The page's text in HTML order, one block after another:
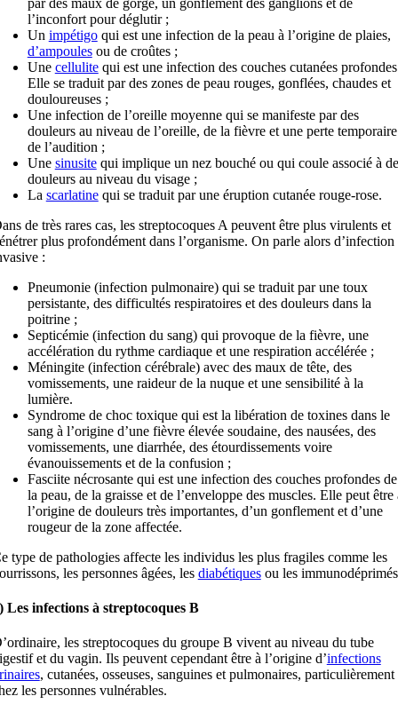
l’inconfort pour déglutir ;
Un impétigoqui est une infection de la peau à l’origine de plaies,
d’ampoulesou de croûtes ;
Une cellulitequi est une infection des couches cutanées
Elle se traduit par des zones de peau rouges, gonflées, chaudes et
douloureuses ;
Une infection de l’oreille moyenne qui se manifeste par des
douleurs au niveau de l’oreille, de la fièvre et une perte temporaire
de l’audition ;
Une sinusitequi implique un nez bouché ou qui coule associé à
douleurs au niveau du visage ;
La scarlatinequi se traduit par une éruption cutanée rouge-rose.
de très rares cas, les streptocoques A peuvent être plus virulents et
plus profondément dans l’organisme. On parle alors d’infection
:
Pneumonie (infection pulmonaire) qui se traduit par une toux
persistante, des difficultés respiratoires et des douleurs dans la
poitrine ;
Septicémie (infection du sang) qui provoque de la fièvre, une
accélération du rythme cardiaque et une respiration accélérée ;
Méningite (infection cérébrale) avec des maux de tête, des
vomissements, une raideur de la nuque et une sensibilité à la
lumière.
Syndrome de choc toxique qui est la libération de toxines dans le
sang à l’origine d’une fièvre élevée soudaine, des nausées, des
vomissements, une diarrhée, des étourdissements voire
évanouissements et de la confusion ;
Fasciite nécrosante qui est une infection des couches profondes de
la peau, de la graisse et de l’enveloppe des muscles. Elle peut être
l’origine de douleurs très importantes, d’un gonflement et d’une
rougeur de la zone affectée.
type de pathologies affecte les individus les plus fragiles comme les
les personnes âgées, les diabétiquesou les
Les infections à streptocoques B
les streptocoques du groupe B vivent au niveau du tube
et du vagin. Ils peuvent cependant être à l’origine d’infections
, cutanées, osseuses, sanguines et pulmonaires, particulièrement
les personnes vulnérables.